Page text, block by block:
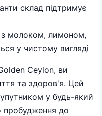
склад підтримує
з молоком, лимоном,
у чистому вигляді
Ceylon, ви
та здоров'я. Цей
у будь-який
пробудження до